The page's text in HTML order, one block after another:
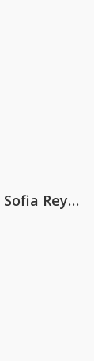
Kris Kross Amsterdam. Sofia Reyes & Tinie Tempah